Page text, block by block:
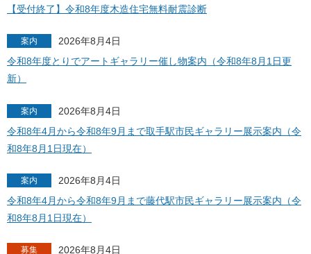
【受付終了】令和8年度木造住宅無料耐震診断
案内
2026年8月4日
令和8年度とりでアートギャラリー催し物案内（令和8年8月1日更
新）
案内
2026年8月4日
令和8年4月から令和8年9月まで取手駅市民ギャラリー展示案内（令
和8年8月1日現在）
案内
2026年8月4日
令和8年4月から令和8年9月まで藤代駅市民ギャラリー展示案内（令
和8年8月1日現在）
募集
2026年8月4日